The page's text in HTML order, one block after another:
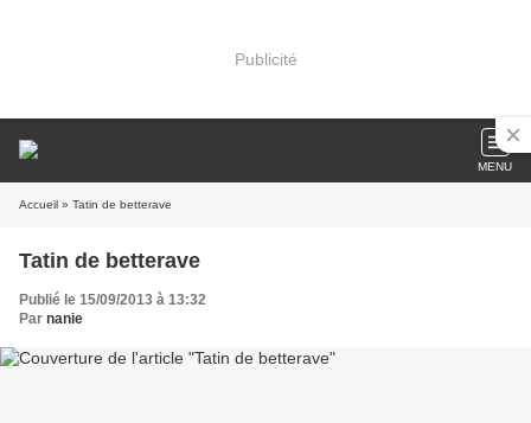
Publicité
MENU
Accueil » Tatin de betterave
Tatin de betterave
Publié le 15/09/2013 à 13:32
Par nanie